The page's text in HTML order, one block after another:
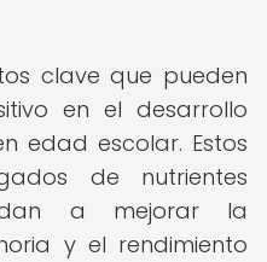
clave que pueden
en el desarrollo
edad escolar. Estos
de nutrientes
a mejorar la
y el rendimiento